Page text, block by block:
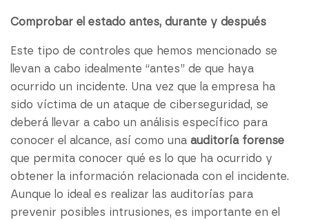
Comprobar el estado antes, durante y después
Este tipo de controles que hemos mencionado se
llevan a cabo idealmente “antes” de que haya
ocurrido un incidente. Una vez que la empresa ha
sido víctima de un ataque de ciberseguridad, se
deberá llevar a cabo un análisis específico para
conocer el alcance, así como una auditoría forense
que permita conocer qué es lo que ha ocurrido y
obtener la información relacionada con el incidente.
Aunque lo ideal es realizar las auditorías para
prevenir posibles intrusiones, es importante en el